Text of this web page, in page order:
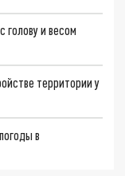
голову и весом
территории у
в